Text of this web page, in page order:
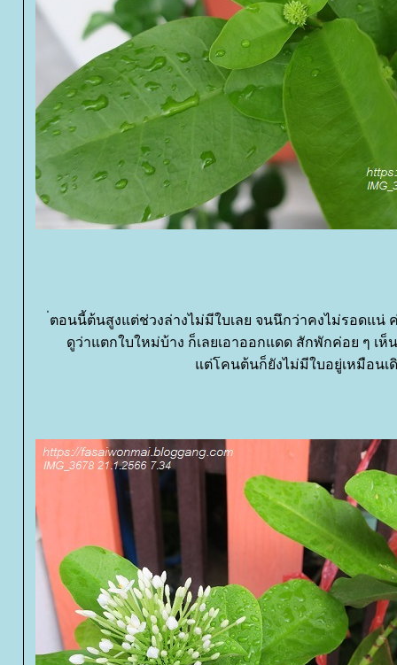
ตอนนี้ต้นสูงแต่ช่วงล่างไม่มีใบเลย จนนึกว่าคงไม่รอดแน่
ดูว่าแตกใบใหม่บ้าง ก็เลยเอาออกแดด สักพักค่อย ๆ เ
ต่โคนต้นก็ยังไม่มีใบอยู่เหมือนเ